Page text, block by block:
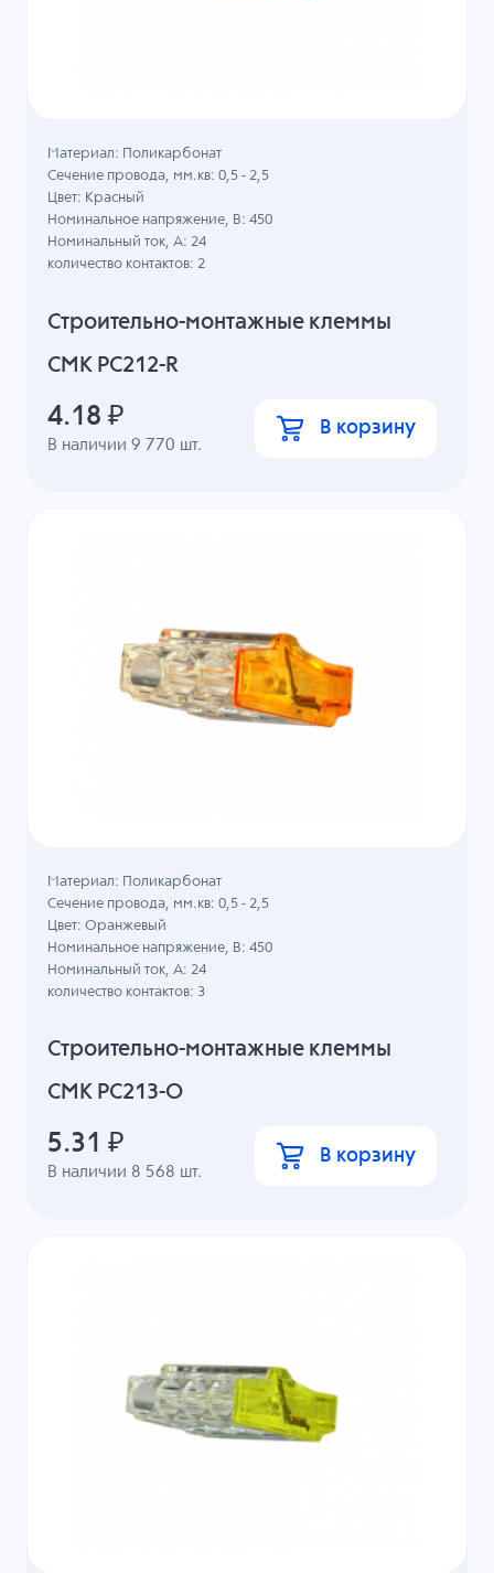
Строительно-монтажные клеммы
СМК PC212-R
В наличии9 770 шт.
Материал: Поликарбонат
Сечение провода, мм.кв: 0,5 - 2,5
Цвет: Красный
Номинальное напряжение, B: 450
Номинальный ток, А: 24
количество контактов: 2
4.18 ₽ В корзину
Строительно-монтажные клеммы
СМК PC213-O
В наличии 8 568 шт.
Материал: Поликарбонат
Сечение провода, мм.кв: 0,5 - 2,5
Цвет: Оранжевый
Номинальное напряжение, B: 450
Номинальный ток, А: 24
количество контактов: 3
5.31 ₽ В корзину